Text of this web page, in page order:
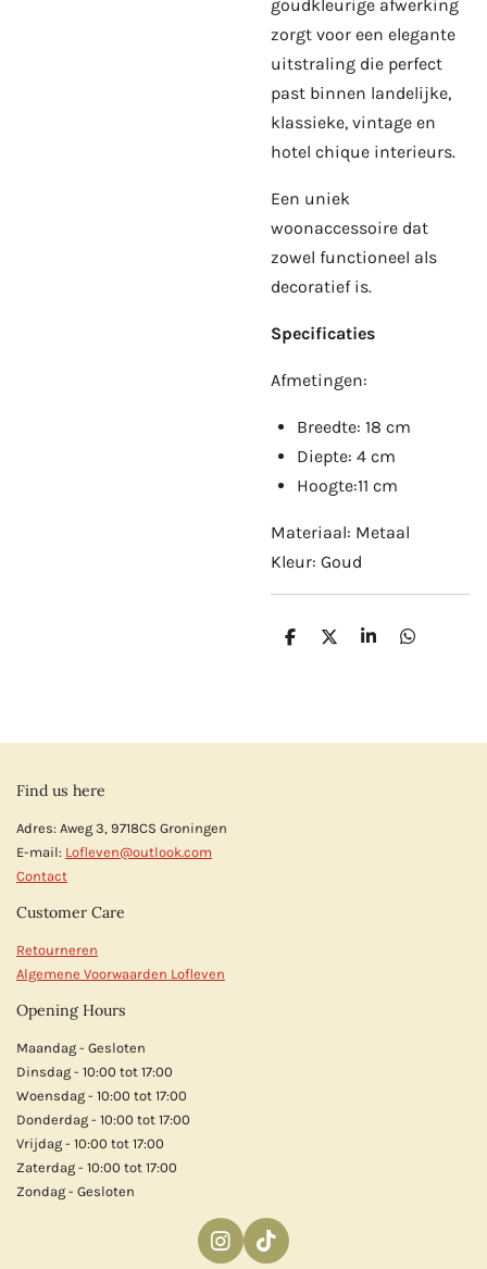
goudkleurige afwerking
zorgt voor een elegante
uitstraling die perfect
past binnen landelijke,
klassieke, vintage en
hotel chique interieurs.
Een uniek
woonaccessoire dat
zowel functioneel als
decoratief is.
Specificaties
Afmetingen:
Breedte: 18 cm
Diepte: 4 cm
Hoogte:11 cm
Materiaal: Metaal
Kleur: Goud
D
D
S
D
Find us here
Adres: Aweg 3, 9718CS Groningen
E-mail: Lofleven@outlook.com
Contact
Customer Care
Retourneren
Algemene Voorwaarden Lofleven
Opening Hours
Maandag - Gesloten
Dinsdag - 10:00 tot 17:00
Woensdag - 10:00 tot 17:00
Donderdag - 10:00 tot 17:00
Vrijdag - 10:00 tot 17:00
Zaterdag - 10:00 tot 17:00
Zondag - Gesloten
I
T